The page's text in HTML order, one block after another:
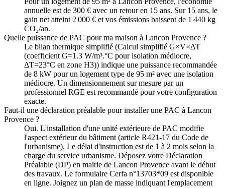
annuelle est de 300 € avec un retour en 15 ans. Sur 15 ans, le
gain net atteint 2 000 € et vos émissions baissent de 1 440 kg
CO₂/an.
Quelle puissance de PAC pour ma maison à Lancon Provence ?
Le bilan thermique simplifié (Calcul simplifié G×V×ΔT
(coefficient G=1.3 W/m³.°C pour isolation médiocre,
ΔT=23°C en zone H3)) indique une puissance recommandée
de 8 kW pour un logement type de 95 m² avec une isolation
médiocre. Un dimensionnement sur mesure par un
professionnel RGE est recommandé pour votre configuration
exacte.
Faut-il une déclaration préalable pour installer une PAC à Lancon
Provence ?
Oui. L'installation d'une unité extérieure de PAC modifie
l'aspect extérieur du bâtiment (article R421-17 du Code de
l'urbanisme). Le délai d'instruction est de 1 à 2 mois selon la
charge du service urbanisme. Déposez votre Déclaration
Préalable (DP) en mairie de Lancon Provence avant le début
des travaux. Le formulaire Cerfa n°13703*09 est disponible
en ligne. Joignez un plan de masse indiquant l'emplacement